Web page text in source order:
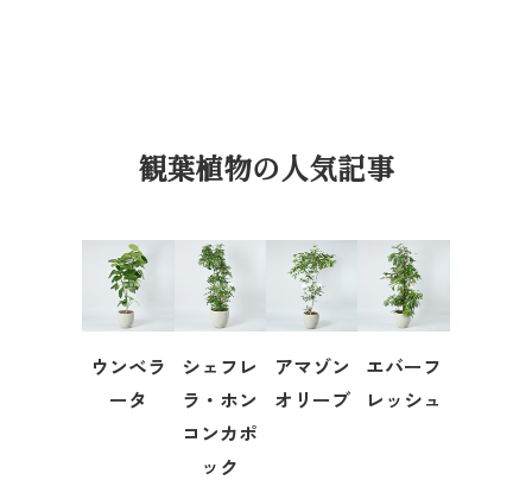
観葉植物の人気記事
ウンベラ
ータ
シェフレ
ラ・ホン
コンカポ
ック
アマゾン
オリーブ
エバーフ
レッシュ